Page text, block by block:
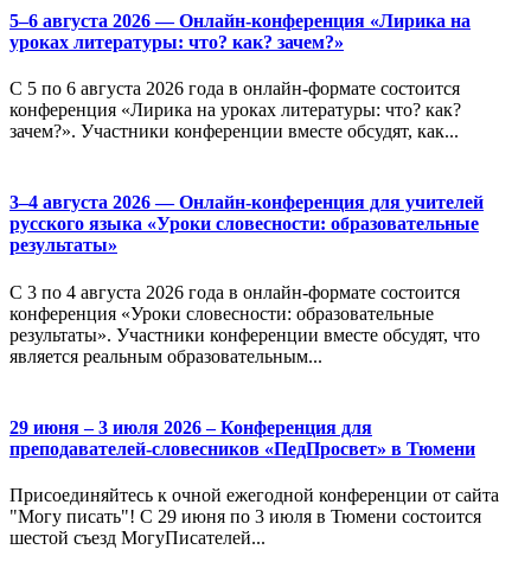
5–6 августа 2026 — Онлайн-конференция «Лирика на
уроках литературы: что? как? зачем?»
С 5 по 6 августа 2026 года в онлайн-формате состоится
конференция «Лирика на уроках литературы: что? как?
зачем?». Участники конференции вместе обсудят, как...
3–4 августа 2026 — Онлайн-конференция для учителей
русского языка «Уроки словесности: образовательные
результаты»
С 3 по 4 августа 2026 года в онлайн-формате состоится
конференция «Уроки словесности: образовательные
результаты». Участники конференции вместе обсудят, что
является реальным образовательным...
29 июня – 3 июля 2026 – Конференция для
преподавателей-словесников «ПедПросвет» в Тюмени
Присоединяйтесь к очной ежегодной конференции от сайта
"Могу писать"! С 29 июня по 3 июля в Тюмени состоится
шестой съезд МогуПисателей...